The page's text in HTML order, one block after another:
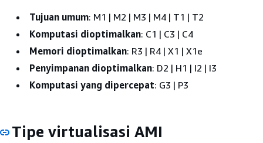
Tujuan umum: M1 | M2 | M3 | M4 | T1 | T2
Komputasi dioptimalkan: C1 | C3 | C4
Memori dioptimalkan: R3 | R4 | X1 | X1e
Penyimpanan dioptimalkan: D2 | H1 | I2 | I3
Komputasi yang dipercepat: G3 | P3
Tipe virtualisasi AMI